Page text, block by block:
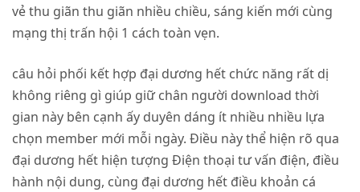
vẻ thu giãn thu giãn nhiều chiều, sáng kiến mới cùng
mạng thị trấn hội 1 cách toàn vẹn.
câu hỏi phối kết hợp đại dương hết chức năng rất dị
không riêng gì giúp giữ chân người download thời
gian này bên cạnh ấy duyên dáng ít nhiều nhiều lựa
chọn member mới mỗi ngày. Điều này thể hiện rõ qua
đại dương hết hiện tượng Điện thoại tư vấn điện, điều
hành nội dung, cùng đại dương hết điều khoản cá